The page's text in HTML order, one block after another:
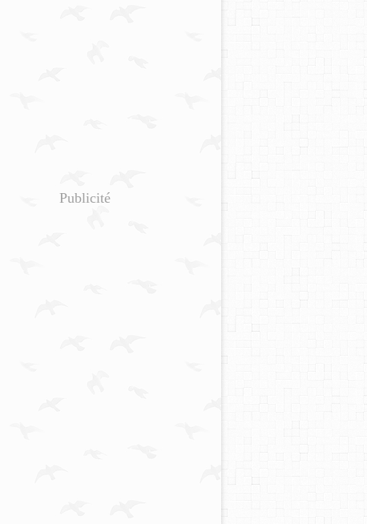
Publicité